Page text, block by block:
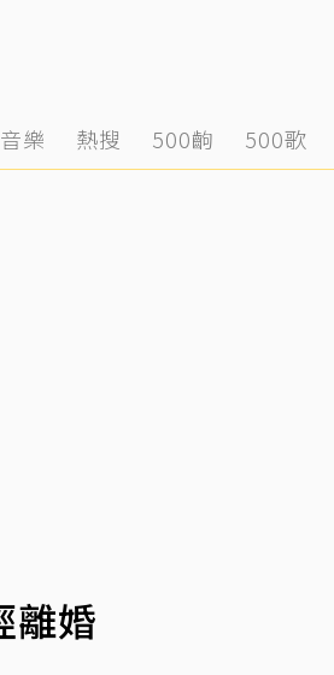
音樂 熱搜 500齣 500歌
離婚